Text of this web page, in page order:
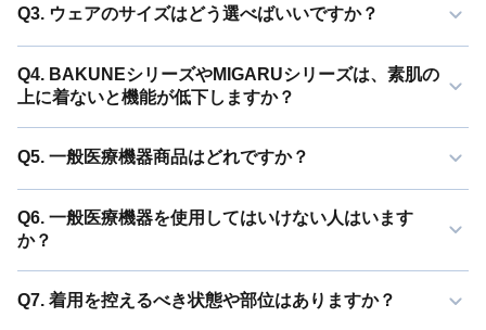
Q3. ウェアのサイズはどう選べばいいですか？
Q4. BAKUNEシリーズやMIGARUシリーズは、素肌の
上に着ないと機能が低下しますか？
Q5. 一般医療機器商品はどれですか？
Q6. 一般医療機器を使用してはいけない人はいます
か？
Q7. 着用を控えるべき状態や部位はありますか？